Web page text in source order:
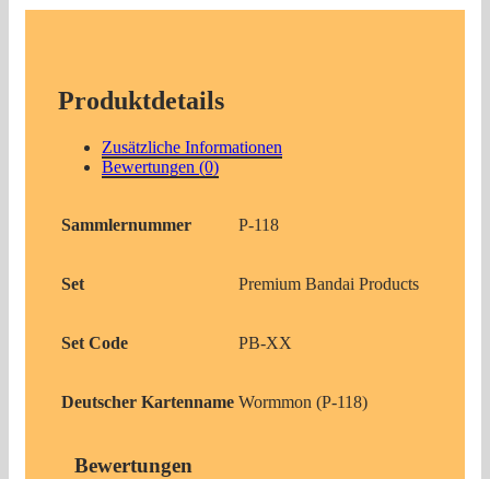
Produktdetails
Zusätzliche Informationen
Bewertungen (0)
Sammlernummer P-118
Set Premium Bandai Products
Set Code PB-XX
Deutscher Kartenname Wormmon (P-118)
Bewertungen